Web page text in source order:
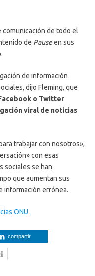
comunicación de todo el
de Pauseen sus
de información
dijo Fleming, que
o Twitter
viral de noticias
trabajar con nosotros»,
con esas
sociales se han
que aumentan sus
información errónea.
ONU
compartir